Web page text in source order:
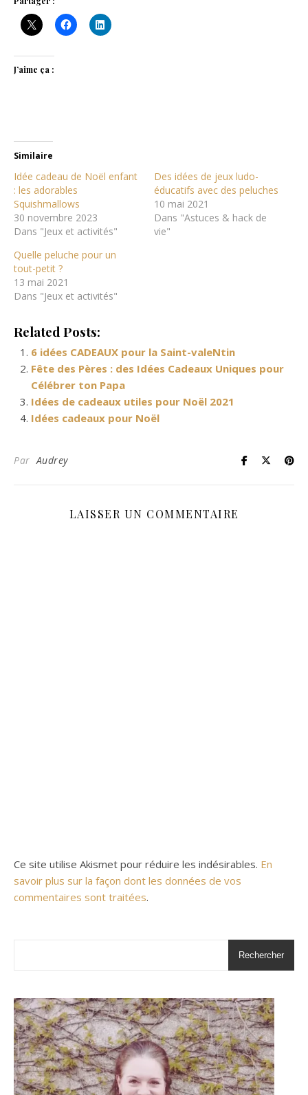
J’aime ça :
Similaire
Idée cadeau de Noël enfant
: les adorables
Squishmallows
30 novembre 2023
Dans "Jeux et activités"
Des idées de jeux ludo-
éducatifs avec des peluches
10 mai 2021
Dans "Astuces & hack de
vie"
Quelle peluche pour un
tout-petit ?
13 mai 2021
Dans "Jeux et activités"
Related Posts:
6 idées CADEAUX pour la Saint-valeNtin
Fête des Pères : des Idées Cadeaux Uniques pour
Célébrer ton Papa
Idées de cadeaux utiles pour Noël 2021
Idées cadeaux pour Noël
Par Audrey
LAISSER UN COMMENTAIRE
Ce site utilise Akismet pour réduire les indésirables. En
savoir plus sur la façon dont les données de vos
commentaires sont traitées.
Rechercher